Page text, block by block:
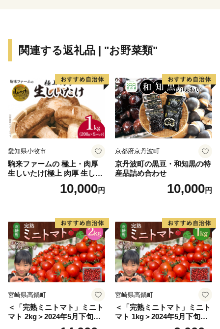
「大切に」「丁寧に」「じっくりと」「心をこめて」
す。
2011年3月11日に発生した東日本大震災．．．．．
飯舘村は2011年の東日本大震災に伴う原発事故の影響
を受けましたが、
向けて１歩ずつ歩んで参りました。
これまでご支援してくださったたくさんの皆様に感謝申
本当にありがとうございます。
の「 道の駅 までい館 」、子ども達の遊び場「 ふ
かや風の子広場 」なども整備されました。
飯舘村はこれからも、『 明日が待ち遠しくなるよう
な、ワクワクする楽しいふるさと 』の実現を目指して
頑張ります。
飯舘村をぜひ応援してください！！ 皆様の心温まるご
支援をお待ちしております。
関連する返礼品 | "お野菜類"
愛知県小牧市
駒来ファームの 極上・肉厚
生しいたけ[極上 肉厚 生しい
たけ 生シイタケ 生椎茸 安心
安全 国産 採れたて 新鮮 きの
10,000円
京都府京丹波町
京丹波町の黒豆・和知黒の特
産品詰め合わせ
10,000円
宮崎県高鍋町
＜「完熟ミニトマト」ミニト
マト 2kg＞2024年5月下旬迄
に順次出荷 野菜ソムリエサ
宮崎県高鍋町
＜「完熟ミニトマト」ミニト
マト 1kg＞2024年5月下旬迄
に順次出荷 野菜ソムリエサ